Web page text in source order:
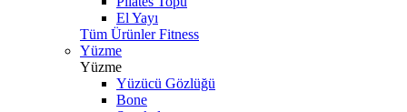
El Yayı
Tüm Ürünler Fitness
Yüzme
Yüzme
Yüzücü Gözlüğü
Bone